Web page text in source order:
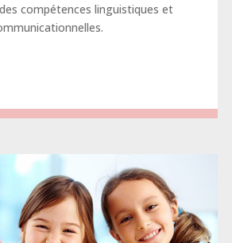
compétences linguistiques et